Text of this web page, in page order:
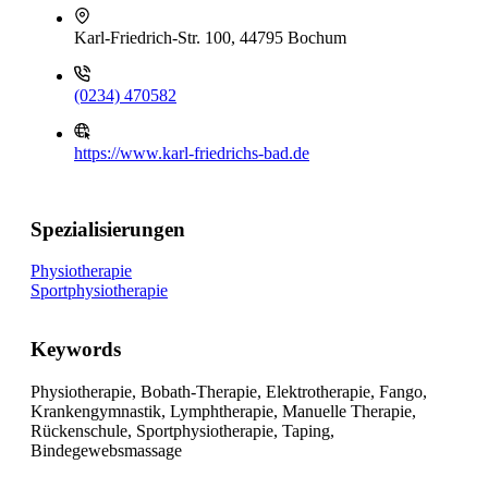
Karl-Friedrich-Str. 100, 44795 Bochum
(0234) 470582
https://www.karl-friedrichs-bad.de
Spezialisierungen
Physiotherapie
Sportphysiotherapie
Keywords
Physiotherapie, Bobath-Therapie, Elektrotherapie, Fango,
Krankengymnastik, Lymphtherapie, Manuelle Therapie,
Rückenschule, Sportphysiotherapie, Taping,
Bindegewebsmassage